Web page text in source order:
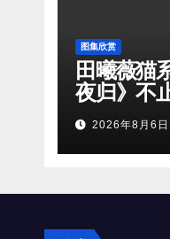
图集欣赏
田曦薇猫
夜归》不
圈！
2026年8月6日